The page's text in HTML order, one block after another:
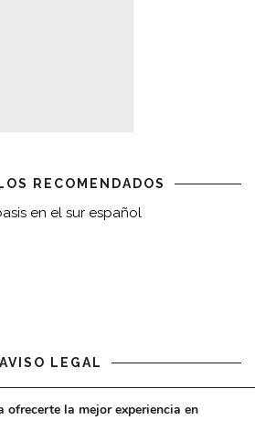
RECOMENDADOS
en el sur español
AVISO LEGAL
ofrecerte la mejor experiencia en